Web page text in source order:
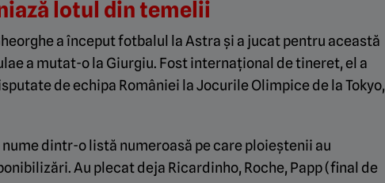
lotul din temelii
a început fotbalul la Astra și a jucat pentru această
a mutat-o la Giurgiu. Fost internațional de tineret, el a
de echipa României la Jocurile Olimpice de la Tokyo,
nume dintr-o listă numeroasă pe care ploieștenii au
Au plecat deja Ricardinho, Roche, Papp (final de